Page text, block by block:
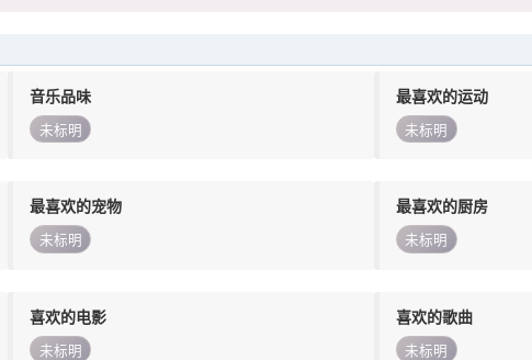
音乐品味
未标明
最喜欢的运动
未标明
最喜欢的宠物
未标明
最喜欢的厨房
未标明
喜欢的电影
未标明
喜欢的歌曲
未标明